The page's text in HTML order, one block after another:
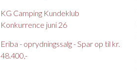
KG Camping Kundeklub
Konkurrence juni 26
Eriba - oprydningssalg - Spar op til kr.
48.400,-